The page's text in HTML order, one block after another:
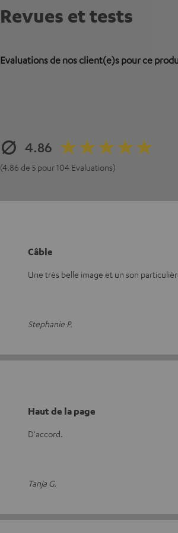
Revues et tests
Evaluations de nos client(e)s pour ce
4.86
(4.86 de 5 pour 104 Evaluations)
Câble
Une très belle image et un son
Stephanie P.
Haut de la page
D'accord.
Tanja G.